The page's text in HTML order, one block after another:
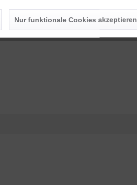
Nur funktionale Cookies akzeptieren